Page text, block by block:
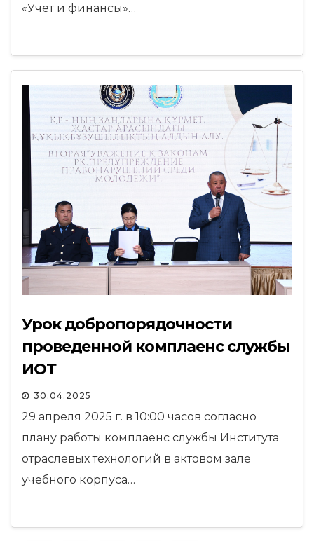
«Учет и финансы»…
Урок добропорядочности
проведенной комплаенс службы
ИОТ
30.04.2025
29 апреля 2025 г. в 10:00 часов согласно
плану работы комплаенс службы Института
отраслевых технологий в актовом зале
учебного корпуса…